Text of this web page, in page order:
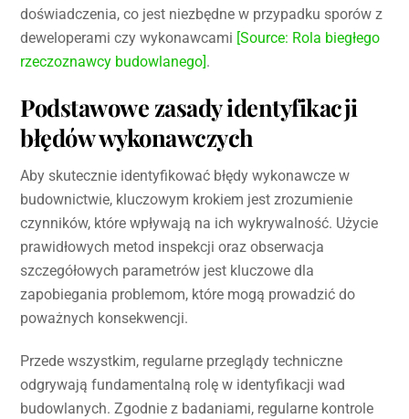
doświadczenia, co jest niezbędne w przypadku sporów z
deweloperami czy wykonawcami [Source: Rola biegłego
rzeczoznawcy budowlanego].
Podstawowe zasady identyfikacji
błędów wykonawczych
Aby skutecznie identyfikować błędy wykonawcze w
budownictwie, kluczowym krokiem jest zrozumienie
czynników, które wpływają na ich wykrywalność. Użycie
prawidłowych metod inspekcji oraz obserwacja
szczegółowych parametrów jest kluczowe dla
zapobiegania problemom, które mogą prowadzić do
poważnych konsekwencji.
Przede wszystkim, regularne przeglądy techniczne
odgrywają fundamentalną rolę w identyfikacji wad
budowlanych. Zgodnie z badaniami, regularne kontrole